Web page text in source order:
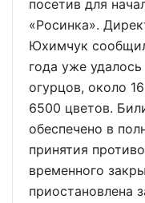
посетив для
«Росинка».
Юхимчук
года уже
огурцов, около
6500 цветов.
обеспечено в
принятия
временного
приостановлена